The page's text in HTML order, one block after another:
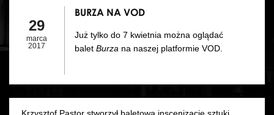
Kulisy
Historia
Muzeum Teatralne
Akademia Operowa
29
marca
2017
BURZA NA VOD
Już tylko do 7 kwietnia można oglądać
balet Burza na naszej platformie VOD.